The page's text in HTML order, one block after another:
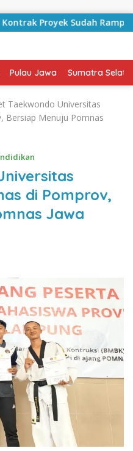
Sudah Rampung
Pulau Jawa Sumatra
Taekwondo Universitas
Bersiap Menuju Pomnas
di Pomprov,
Jawa